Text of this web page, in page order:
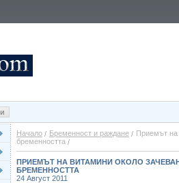
Начало Бременност и раждане
Приемът на
бременността
ПРИЕМЪТ НА ВИТАМИНИ ОКОЛО
БРЕМЕННОСТТА
24 Август 2011